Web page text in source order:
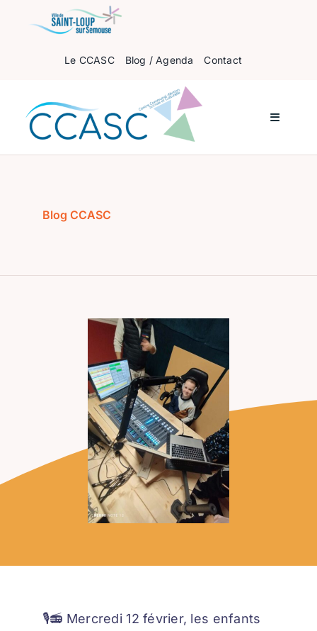
Le CCASC Blog / Agenda Contact
Accueil
Blog CCASC
🎙️📻 Mercredi 12 février, les enfants